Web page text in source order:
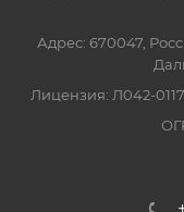
Адрес: 670047,
Лицензия: Л042-